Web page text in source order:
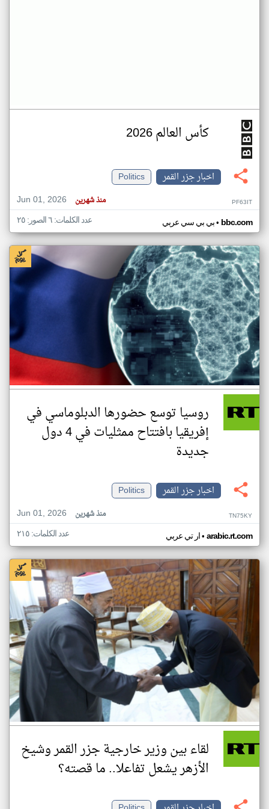
كأس العالم 2026
اخبار جزر القمر
Politics
Jun 01, 2026
منذ شهرين PF63IT
بي بي سي عربي• bbc.com عدد الكلمات: ٦ الصور: ٢٥
روسيا توسع حضورها الدبلوماسي في
إفريقيا بافتتاح ممثليات في 4 دول
جديدة
اخبار جزر القمر
Politics
Jun 01, 2026
منذ شهرين TN75KY
ار تي عربي• arabic.rt.com عدد الكلمات: ٢١٥
لقاء بين وزير خارجية جزر القمر وشيخ
الأزهر يشعل تفاعلا.. ما قصته؟